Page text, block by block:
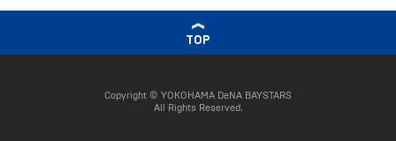
TOP
Copyright © YOKOHAMA DeNA BAYSTARS
All Rights Reserved.